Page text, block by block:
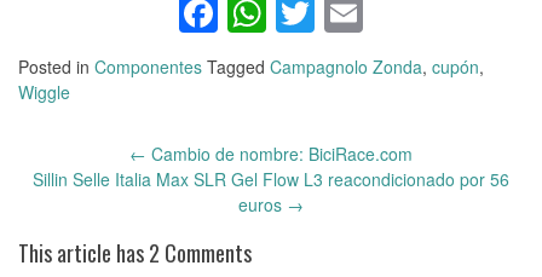
Facebook
WhatsApp
Twitter
Posted in Componentes Tagged Campagnolo Zonda, cupón,
Wiggle
Post
← Cambio de nombre: BiciRace.com
Sillin Selle Italia Max SLR Gel Flow L3 reacondicionado por 56
euros →
This article has 2 Comments